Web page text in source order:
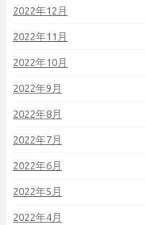
2022年12月
2022年11月
2022年10月
2022年9月
2022年8月
2022年7月
2022年6月
2022年5月
2022年4月